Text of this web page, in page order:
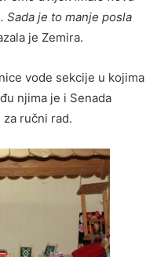
Sada je to manje posla
je Zemira.
vode sekcije u kojima
njima je i Senada
ručni rad.